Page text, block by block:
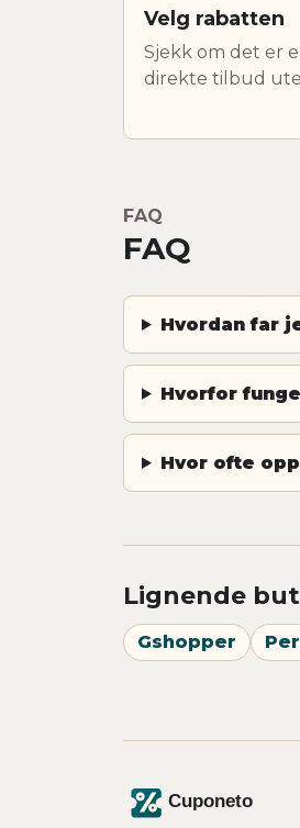
Velg rabatten
Sjekk om det er
direkte tilbud
FAQ
FAQ
Hvordan far
Hvorfor
Hvor ofte
Lignende
Gshopper